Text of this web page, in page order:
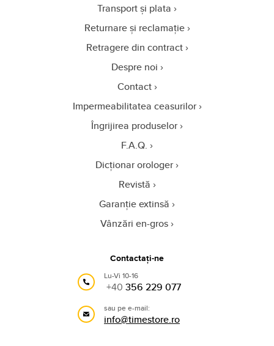
Transport și plata
Returnare și reclamație
Retragere din contract
Despre noi
Contact
Impermeabilitatea ceasurilor
Îngrijirea produselor
F.A.Q.
Dicționar orologer
Revistă
Garanție extinsă
Vânzări en-gros
Contactați-ne
Lu-Vi 10-16
+40 356 229 077
sau pe e-mail:
info@timestore.ro